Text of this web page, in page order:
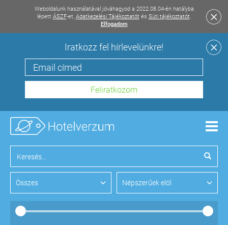
Weboldalunk használatával jóváhagyod a 2022.08.04-én hatályba
lépett ÁSZF-et, Adatkezelési Tájékoztatót és Süti tájékoztatót.
Elfogadom
Iratkozz fel hírlevelünkre!
Összes Népszerűek elöl